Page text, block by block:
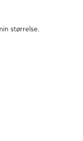
størrelse.